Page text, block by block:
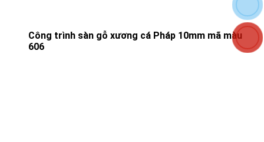
Công trình sàn gỗ xương cá Pháp 10mm mã màu
606